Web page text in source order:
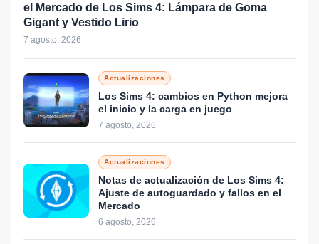
el Mercado de Los Sims 4: Lámpara de Goma
Gigant y Vestido Lirio
7 agosto, 2026
Actualizaciones
Los Sims 4: cambios en Python mejora
el inicio y la carga en juego
7 agosto, 2026
Actualizaciones
Notas de actualización de Los Sims 4:
Ajuste de autoguardado y fallos en el
Mercado
6 agosto, 2026